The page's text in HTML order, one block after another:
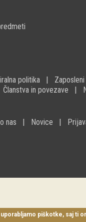
politika Zaposleni
Članstva in povezave
nas Novice
uporabljamo piškotke, saj ti